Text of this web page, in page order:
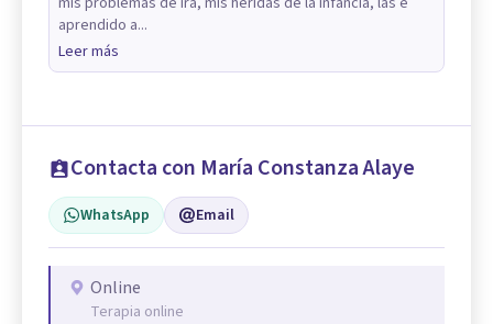
aprendido a...
Leer más
Contacta con María Constanza Alaye
WhatsApp Email
Online
Terapia online